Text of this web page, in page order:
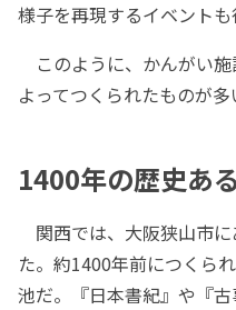
様子を再現するイベントも
このように、かんがい
よってつくられたものが多
1400年の歴史あ
関西では、大阪狭山市
た。約1400年前につくら
池だ。『日本書紀』や『